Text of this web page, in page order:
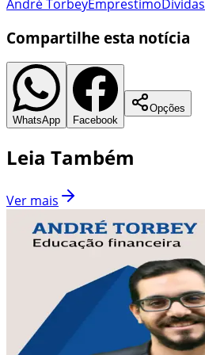
André TorbeyEmprestimoDívidas
Compartilhe esta notícia
WhatsApp Facebook
Opções
Leia Também
Ver mais